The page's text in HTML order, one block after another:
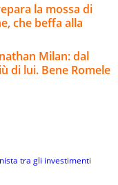
la mossa di
che beffa alla
Milan: dal
di lui. Bene Romele
tra gli investimenti